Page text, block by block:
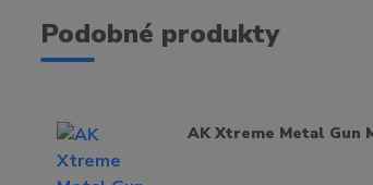
Podobné produkty
AK Xtreme Metal Gun